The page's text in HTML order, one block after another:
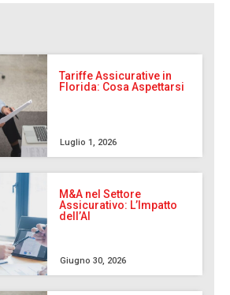
Tariffe Assicurative in
Florida: Cosa Aspettarsi
Luglio 1, 2026
M&A nel Settore
Assicurativo: L’Impatto
dell’AI
Giugno 30, 2026